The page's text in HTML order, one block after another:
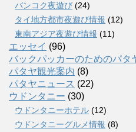
バンコク夜遊び (24)
タイ地方都市夜遊び情報 (12)
東南アジア夜遊び情報 (11)
エッセイ (96)
バックパッカーのためのパタ
パタヤ観光案内 (8)
パタヤニュース (22)
ウドンタニー (30)
ウドンタニーホテル (12)
ウドンタニーグルメ情報 (8)